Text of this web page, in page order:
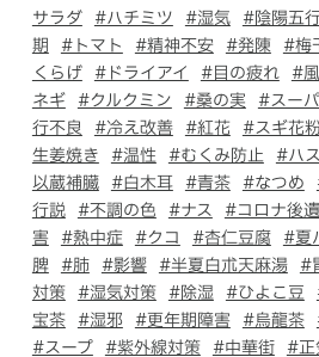
サラダ
#ハチミツ #湿気 #陰陽五
期
#トマト #精神不安 #発陳 #梅
くらげ
#ドライアイ #目の疲れ #
ネギ
#クルクミン #桑の実 #スー
行不良
#冷え改善 #紅花 #スギ花
生姜焼き
#温性 #むくみ防止 #ハス
以蔵補臓
#白木耳 #青茶 #なつめ
行説
#不調の色 #ナス #コロナ後
害
#熱中症 #クコ #杏仁豆腐 #夏
脾
#肺 #影響 #半夏白朮天麻湯 #
対策
#湿気対策 #除湿 #ひよこ豆
宝茶
#湿邪 #更年期障害 #烏龍茶
#スープ
#紫外線対策 #中華街 #正